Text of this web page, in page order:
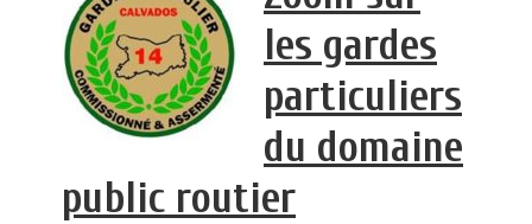
les gardes
particuliers
du domaine
public routier